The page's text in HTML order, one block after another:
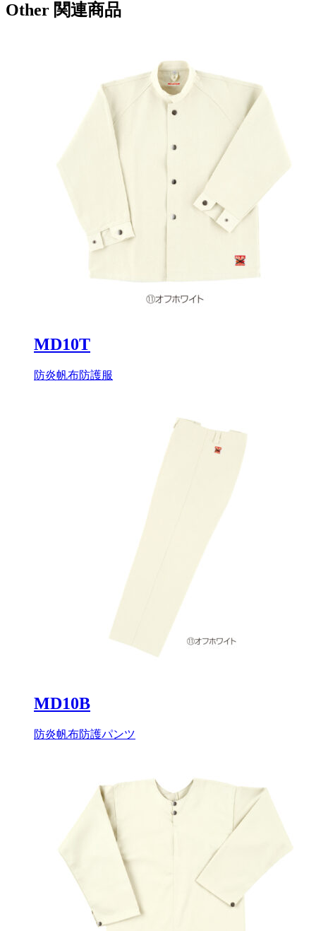
Other 関連商品
MD10T
防炎帆布防護服
MD10B
防炎帆布防護パンツ